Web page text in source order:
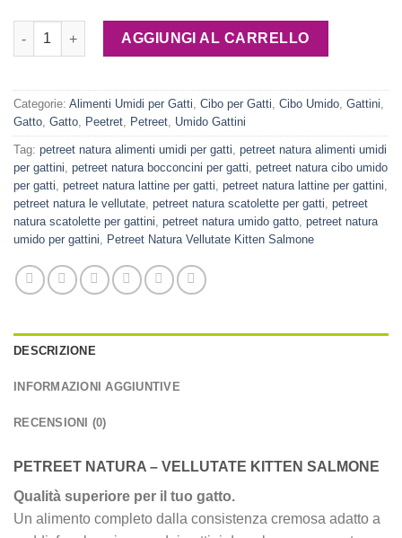
Petreet Natura Vellutate Kitten Salmone quantità
AGGIUNGI AL CARRELLO
Categorie: Alimenti Umidi per Gatti, Cibo per Gatti, Cibo Umido, Gattini,
Gatto, Gatto, Peetret, Petreet, Umido Gattini
Tag: petreet natura alimenti umidi per gatti, petreet natura alimenti umidi
per gattini, petreet natura bocconcini per gatti, petreet natura cibo umido
per gatti, petreet natura lattine per gatti, petreet natura lattine per gattini,
petreet natura le vellutate, petreet natura scatolette per gatti, petreet
natura scatolette per gattini, petreet natura umido gatto, petreet natura
umido per gattini, Petreet Natura Vellutate Kitten Salmone
DESCRIZIONE
INFORMAZIONI AGGIUNTIVE
RECENSIONI (0)
PETREET NATURA – VELLUTATE KITTEN SALMONE
Qualità superiore per il tuo gatto.
Un alimento completo dalla consistenza cremosa adatto a